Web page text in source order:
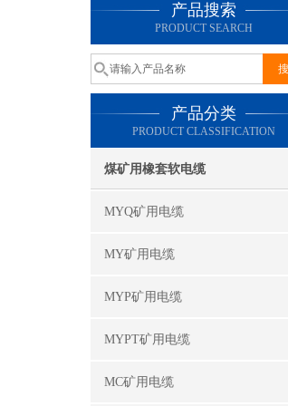
产品搜索
PRODUCT SEARCH
产品分类
PRODUCT CLASSIFICATION
煤矿用橡套软电缆
MYQ矿用电缆
MY矿用电缆
MYP矿用电缆
MYPT矿用电缆
MC矿用电缆